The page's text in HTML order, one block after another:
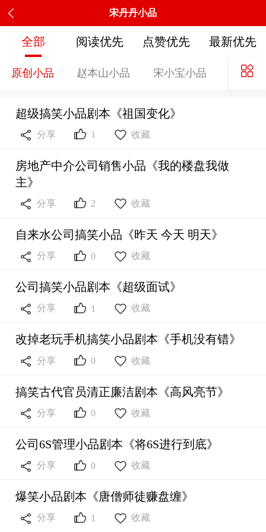
宋丹丹小品
全部 阅读优先 点赞优先 最新优先
原创小品 赵本山小品 宋小宝小品 小沈阳
超级搞笑小品剧本《祖国变化》
 分享  1  收藏
房地产中介公司销售小品《我的楼盘我做
主》
 分享  2  收藏
自来水公司搞笑小品《昨天 今天 明天》
 分享  0  收藏
公司搞笑小品剧本《超级面试》
 分享  1  收藏
改掉老玩手机搞笑小品剧本《手机没有错》
 分享  0  收藏
搞笑古代官员清正廉洁剧本《高风亮节》
 分享  0  收藏
公司6S管理小品剧本《将6S进行到底》
 分享  0  收藏
爆笑小品剧本《唐僧师徒赚盘缠》
 分享  1  收藏